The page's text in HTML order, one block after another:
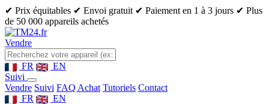
✔ Prix équitables ✔ Envoi gratuit ✔ Paiement en 1 à 3 jours ✔ Plus
de 50 000 appareils achetés
Vendre
FR
EN
Suivi
Vendre Suivi FAQ Achat Tutoriels Contact
FR
EN